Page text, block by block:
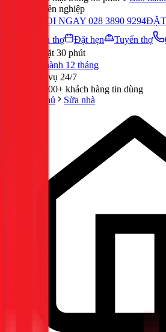
chuyên nghiệp
GỌI NGAY 028 3890 9294
Tuyển thợ
Đặt hẹn Tuyển thợ
Có mặt 30 phút
Bảo hành 12 tháng
Phục vụ 24/7
300,000+ khách hàng tin dùng
Trang chủ
Sửa nhà